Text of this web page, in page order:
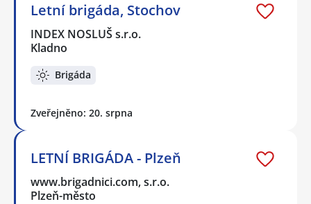
Letní brigáda, Stochov
INDEX NOSLUŠ s.r.o.
Kladno
Brigáda
Zveřejněno: 20. srpna
LETNÍ BRIGÁDA - Plzeň
www.brigadnici.com, s.r.o.
Plzeň-město